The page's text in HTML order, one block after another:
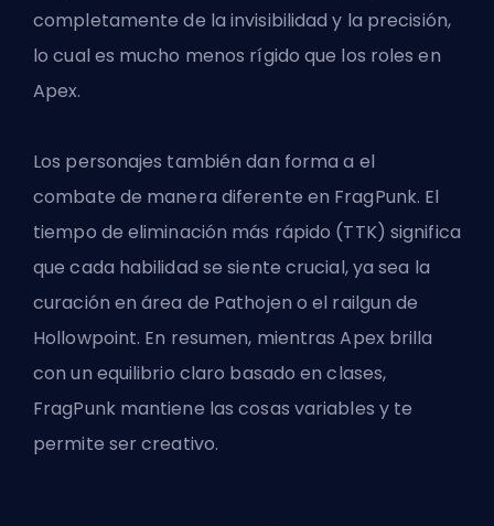
completamente de la invisibilidad y la precisión,
lo cual es mucho menos rígido que los roles en
Apex.
Los personajes también dan forma a el
combate de manera diferente en FragPunk. El
tiempo de eliminación más rápido (TTK) significa
que cada habilidad se siente crucial, ya sea la
curación en área de Pathojen o el railgun de
Hollowpoint. En resumen, mientras Apex brilla
con un equilibrio claro basado en clases,
FragPunk mantiene las cosas variables y te
permite ser creativo.